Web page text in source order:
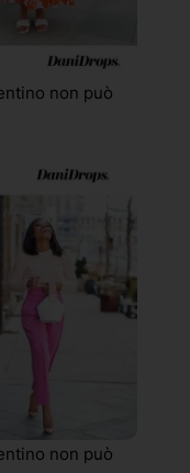
non può
non può